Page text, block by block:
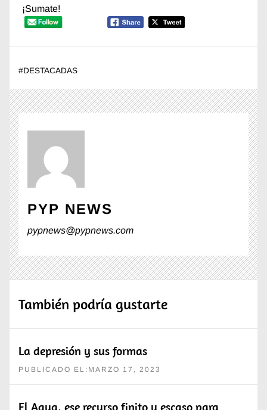
¡Sumate!
#DESTACADAS
PYP NEWS
pypnews@pypnews.com
También podría gustarte
La depresión y sus formas
PUBLICADO EL:MARZO 17, 2023
El Agua, ese recurso finito y escaso para